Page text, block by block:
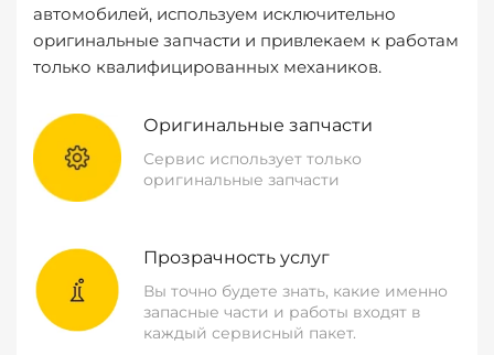
автомобилей, используем исключительно
оригинальные запчасти и привлекаем к работам
только квалифицированных механиков.
Оригинальные запчасти
Сервис использует только
оригинальные запчасти
Прозрачность услуг
Вы точно будете знать, какие именно
запасные части и работы входят в
каждый сервисный пакет.